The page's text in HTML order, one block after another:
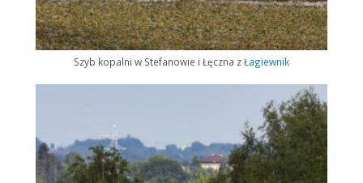
Szyb kopalni w Stefanowie i Łęczna zŁagiewnik